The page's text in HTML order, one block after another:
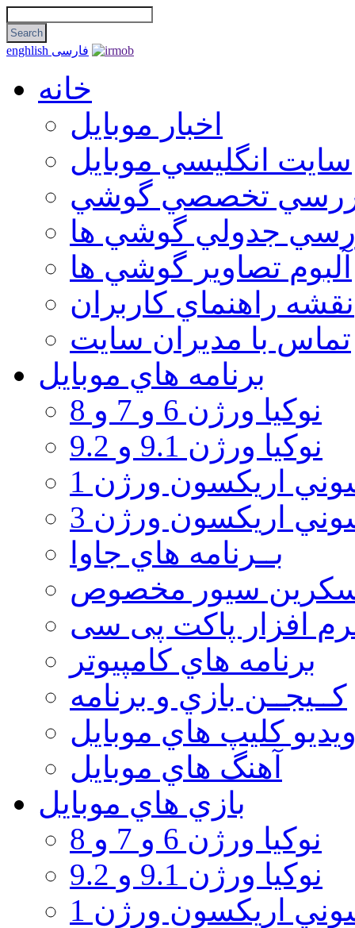
enghlish فارسی
خانه
اخبار موبایل
سايت انگليسي موبايل
تخصصي گوشي
جدولي گوشي ها
آلبوم تصاوير گوشي ها
نقشه راهنماي كاربران
تماس با مديران سايت
برنامه هاي موبايل
نوکیا ورژن 6 و 7 و 8
نوکیا ورژن 9.1 و 9.2
اريكسون ورژن 1
اريكسون ورژن 3
بــرنامه هاي جاوا
سيور مخصوص
افزار پاکت پی سی
برنامه هاي كامپيوتر
كــيجــن بازي و برنامه
كليپ هاي موبايل
آهنگ هاي موبايل
بازي هاي موبايل
نوكيا ورژن 6 و 7 و 8
نوكيا ورژن 9.1 و 9.2
اريكسون ورژن 1